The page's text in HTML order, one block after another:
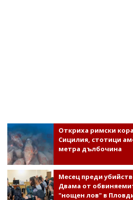
Откриха римски
Сицилия, стотици
метра дълбочина
Месец преди
Двама от
"нощен лов" в